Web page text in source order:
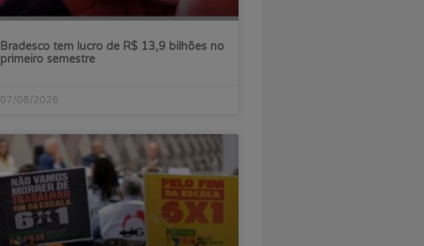
Bradesco tem lucro de R$ 13,9 bilhões no
primeiro semestre
07/08/2026